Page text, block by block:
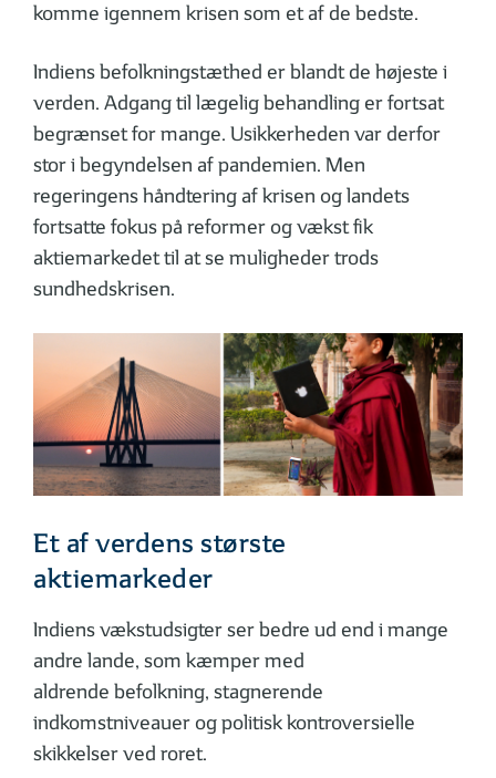
komme igennem krisen som et af de bedste.
Indiens befolkningstæthed er blandt de højeste i
verden. Adgang til lægelig behandling er fortsat
begrænset for mange. Usikkerheden var derfor
stor i begyndelsen af pandemien. Men
regeringens håndtering af krisen og landets
fortsatte fokus på reformer og vækst fik
aktiemarkedet til at se muligheder trods
sundhedskrisen.
Et af verdens største
aktiemarkeder
Indiens vækstudsigter ser bedre ud end i mange
andre lande, som kæmper med
aldrende befolkning, stagnerende
indkomstniveauer og politisk kontroversielle
skikkelser ved roret.